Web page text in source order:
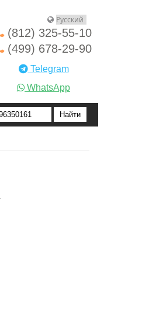
(812) 325-55-10
(499) 678-29-90
Telegram
WhatsApp